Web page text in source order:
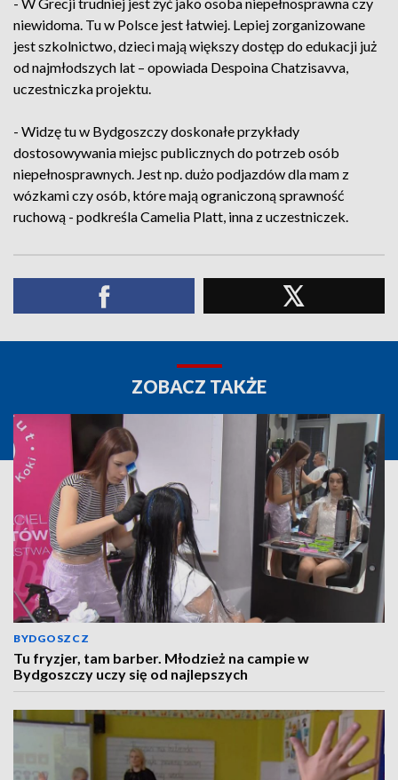
niewidoma. Tu w Polsce jest łatwiej. Lepiej zorganizowane
jest szkolnictwo, dzieci mają większy dostęp do edukacji już
od najmłodszych lat – opowiada Despoina Chatzisavva,
uczestniczka projektu.
- Widzę tu w Bydgoszczy doskonałe przykłady
dostosowywania miejsc publicznych do potrzeb osób
niepełnosprawnych. Jest np. dużo podjazdów dla mam z
wózkami czy osób, które mają ograniczoną sprawność
ruchową - podkreśla Camelia Platt, inna z uczestniczek.
ZOBACZ TAKŻE
BYDGOSZCZ
Tu fryzjer, tam barber. Młodzież na campie w
Bydgoszczy uczy się od najlepszych